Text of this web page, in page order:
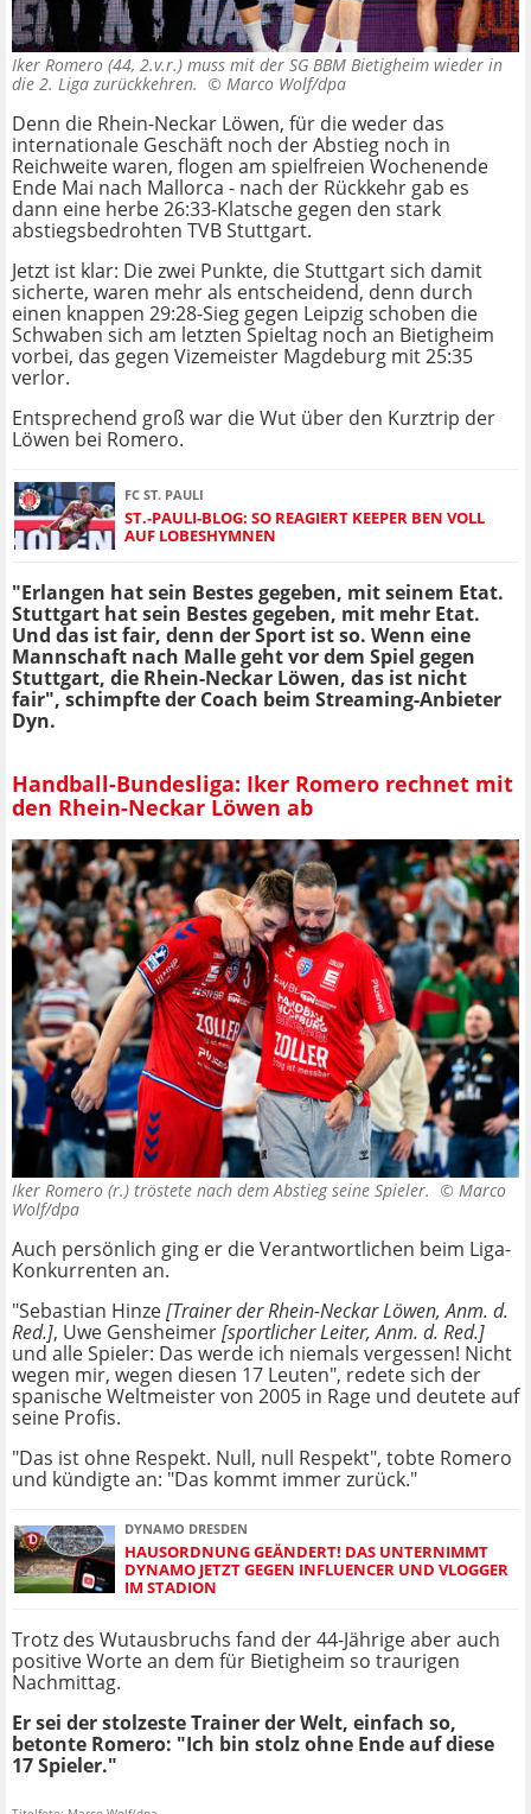
Iker Romero (44, 2.v.r.) muss mit der SG BBM Bietigheim wieder in
die 2. Liga zurückkehren. © Marco Wolf/dpa
Denn die Rhein-Neckar Löwen, für die weder das
internationale Geschäft noch der Abstieg noch in
Reichweite waren, flogen am spielfreien Wochenende
Ende Mai nach Mallorca - nach der Rückkehr gab es
dann eine herbe 26:33-Klatsche gegen den stark
abstiegsbedrohten TVB Stuttgart.
Jetzt ist klar: Die zwei Punkte, die Stuttgart sich damit
sicherte, waren mehr als entscheidend, denn durch
einen knappen 29:28-Sieg gegen Leipzig schoben die
Schwaben sich am letzten Spieltag noch an Bietigheim
vorbei, das gegen Vizemeister Magdeburg mit 25:35
verlor.
Entsprechend groß war die Wut über den Kurztrip der
Löwen bei Romero.
FC ST. PAULI
ST.-PAULI-BLOG: SO REAGIERT KEEPER BEN VOLL
AUF LOBESHYMNEN
"Erlangen hat sein Bestes gegeben, mit seinem Etat.
Stuttgart hat sein Bestes gegeben, mit mehr Etat.
Und das ist fair, denn der Sport ist so. Wenn eine
Mannschaft nach Malle geht vor dem Spiel gegen
Stuttgart, die Rhein-Neckar Löwen, das ist nicht
fair", schimpfte der Coach beim Streaming-Anbieter
Dyn.
Handball-Bundesliga: Iker Romero rechnet mit
den Rhein-Neckar Löwen ab
Iker Romero (r.) tröstete nach dem Abstieg seine Spieler. © Marco
Wolf/dpa
Auch persönlich ging er die Verantwortlichen beim Liga-
Konkurrenten an.
"Sebastian Hinze[Trainer der Rhein-Neckar Löwen, Anm. d.
Red.], Uwe Gensheimer[sportlicher Leiter, Anm. d. Red.]
und alle Spieler: Das werde ich niemals vergessen! Nicht
wegen mir, wegen diesen 17 Leuten", redete sich der
spanische Weltmeister von 2005 in Rage und deutete auf
seine Profis.
"Das ist ohne Respekt. Null, null Respekt", tobte Romero
und kündigte an: "Das kommt immer zurück."
DYNAMO DRESDEN
HAUSORDNUNG GEÄNDERT! DAS UNTERNIMMT
DYNAMO JETZT GEGEN INFLUENCER UND VLOGGER
IM STADION
Trotz des Wutausbruchs fand der 44-Jährige aber auch
positive Worte an dem für Bietigheim so traurigen
Nachmittag.
Er sei der stolzeste Trainer der Welt, einfach so,
betonte Romero: "Ich bin stolz ohne Ende auf diese
17 Spieler."